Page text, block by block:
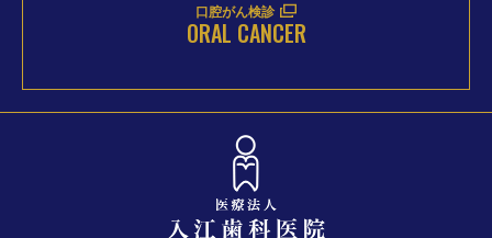
口腔がん検診
ORAL CANCER